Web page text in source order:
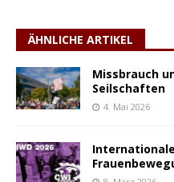
ÄHNLICHE ARTIKEL
Missbrauch
Seilschaften
4. Mai 2026